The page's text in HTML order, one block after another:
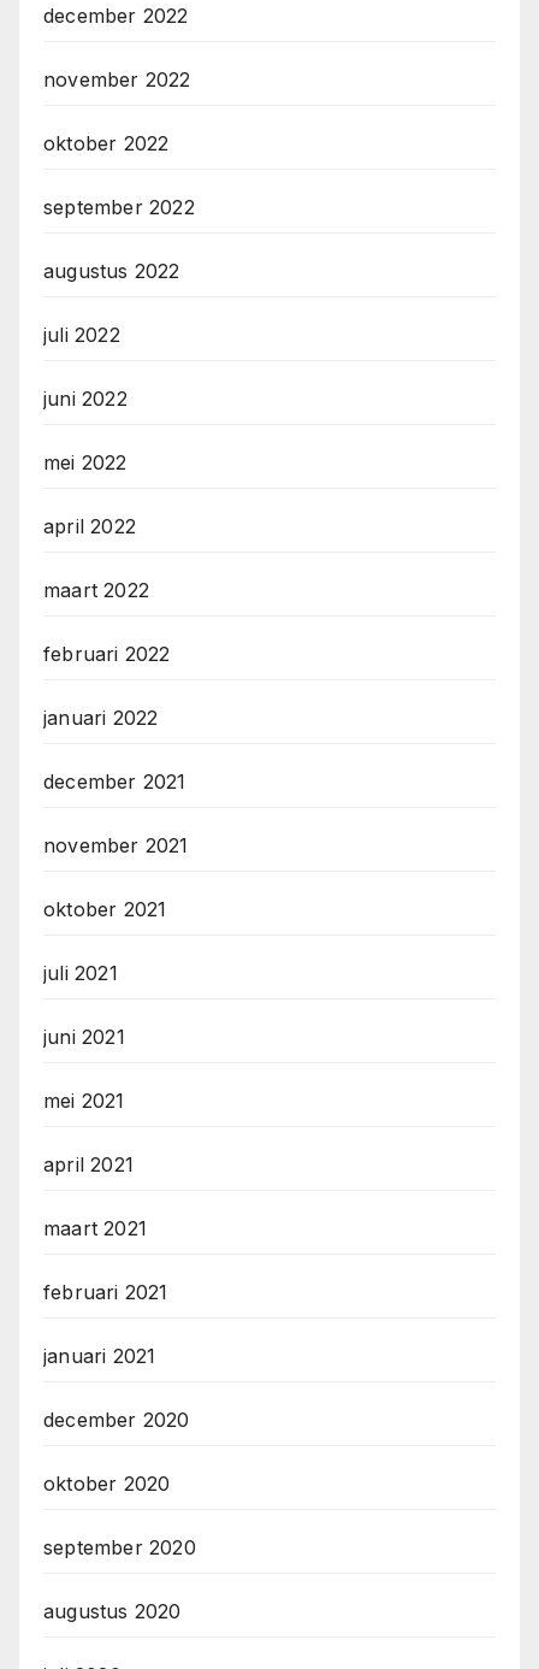
december 2022
november 2022
oktober 2022
september 2022
augustus 2022
juli 2022
juni 2022
mei 2022
april 2022
maart 2022
februari 2022
januari 2022
december 2021
november 2021
oktober 2021
juli 2021
juni 2021
mei 2021
april 2021
maart 2021
februari 2021
januari 2021
december 2020
oktober 2020
september 2020
augustus 2020